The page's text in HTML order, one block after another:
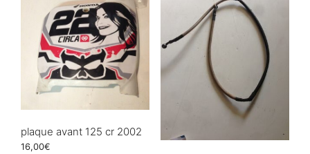
plaque avant 125 cr 2002
16,00€